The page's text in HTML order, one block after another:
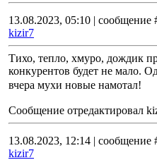
13.08.2023, 05:10 | сообщение
kizir7
Тихо, тепло, хмуро, дождик
конкурентов будет не мало.
вчера мухи новые намотал!
Сообщение отредактировал
13.08.2023, 12:14 | сообщение
kizir7